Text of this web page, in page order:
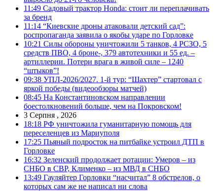
11:49 Садовый трактор Honda: стоит ли переплачивать
за бренд
11:14 “Киевские дроны атаковали детский сад”:
роспропаганда заявила о якобы ударе по Горловке
10:21 Силы обороны уничтожили 5 танков, 4 РСЗО, 5
средств ПВО, 4 броне-, 379 автотехники и 55 ед. –
артиллерии. Потери врага в живой силе – 1240
“штыков”!
09:38 УПЛ-2026/2027. 1-й тур: “Шахтер” стартовал с
яркой победы (видеообзоры матчей)
08:45 На Константиновском направлении
боестолкновений больше, чем на Покровском!
3 Серпня , 2026
18:18 РФ уничтожила гуманитарную помощь для
переселенцев из Мариуполя
17:25 Пьяный подросток на питбайке устроил ДТП в
Горловке
16:32 Зеленский продолжает ротации: Умеров – из
СНБО в СВР, Клименко – из МВД в СНБО
13:49 Гауляйтер Горловки “насчитал” 8 обстрелов, о
которых сам же не написал ни слова